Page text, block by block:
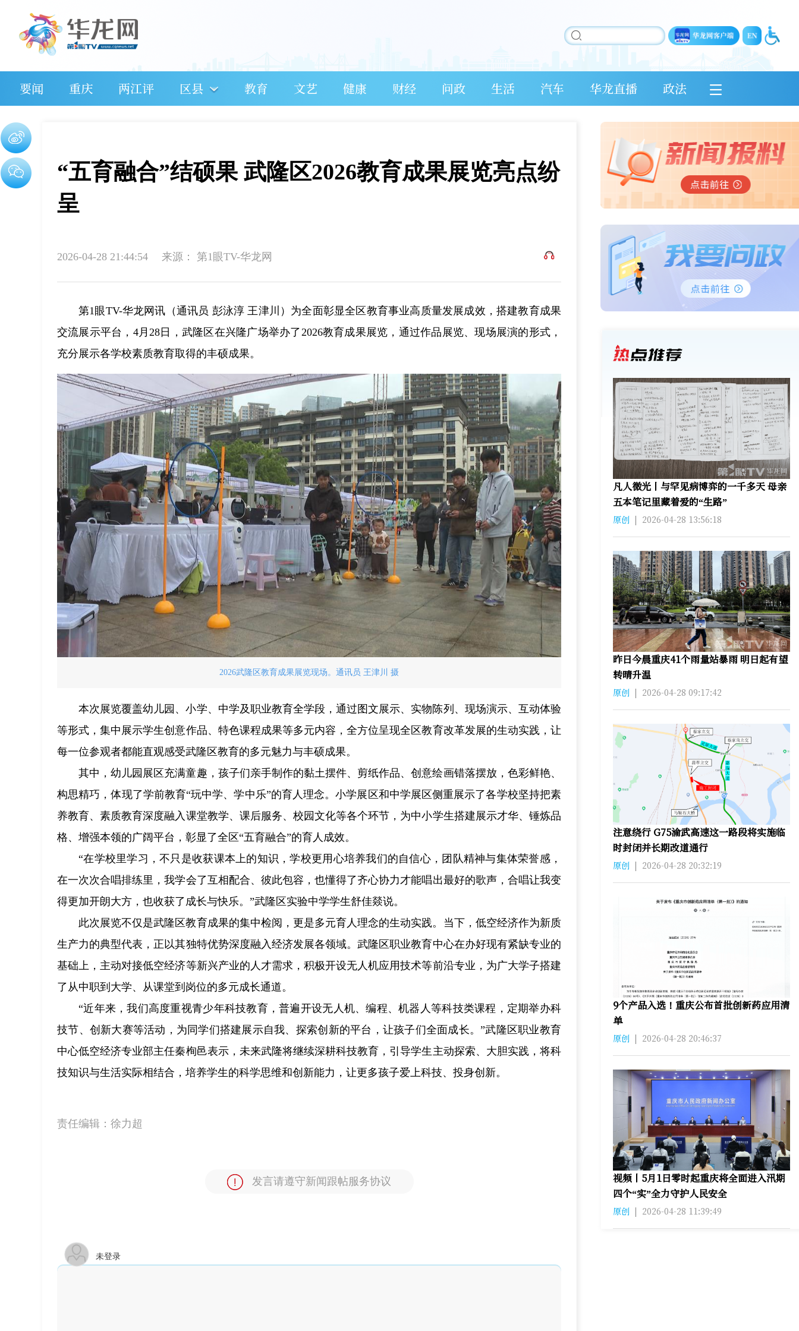
要闻 重庆 两江评 区县 教育 文艺 健康 财经 问政 生活 汽车 华龙直播 政法
“五育融合”结硕果 武隆区2026教育成果展览亮点纷
呈
2026-04-28 21:44:54 来源： 第1眼TV-华龙网
第1眼TV-华龙网讯（通讯员 彭泳淳 王津川）为全面彰显全区教育事业高质量发展成效，搭建教育成果
交流展示平台，4月28日，武隆区在兴隆广场举办了2026教育成果展览，通过作品展览、现场展演的形式，
充分展示各学校素质教育取得的丰硕成果。
2026武隆区教育成果展览现场。通讯员 王津川 摄
本次展览覆盖幼儿园、小学、中学及职业教育全学段，通过图文展示、实物陈列、现场演示、互动体验
等形式，集中展示学生创意作品、特色课程成果等多元内容，全方位呈现全区教育改革发展的生动实践，让
每一位参观者都能直观感受武隆区教育的多元魅力与丰硕成果。
其中，幼儿园展区充满童趣，孩子们亲手制作的黏土摆件、剪纸作品、创意绘画错落摆放，色彩鲜艳、
构思精巧，体现了学前教育“玩中学、学中乐”的育人理念。小学展区和中学展区侧重展示了各学校坚持把素
养教育、素质教育深度融入课堂教学、课后服务、校园文化等各个环节，为中小学生搭建展示才华、锤炼品
格、增强本领的广阔平台，彰显了全区“五育融合”的育人成效。
“在学校里学习，不只是收获课本上的知识，学校更用心培养我们的自信心，团队精神与集体荣誉感，
在一次次合唱排练里，我学会了互相配合、彼此包容，也懂得了齐心协力才能唱出最好的歌声，合唱让我变
得更加开朗大方，也收获了成长与快乐。”武隆区实验中学学生舒佳燚说。
此次展览不仅是武隆区教育成果的集中检阅，更是多元育人理念的生动实践。当下，低空经济作为新质
生产力的典型代表，正以其独特优势深度融入经济发展各领域。武隆区职业教育中心在办好现有紧缺专业的
基础上，主动对接低空经济等新兴产业的人才需求，积极开设无人机应用技术等前沿专业，为广大学子搭建
了从中职到大学、从课堂到岗位的多元成长通道。
“近年来，我们高度重视青少年科技教育，普遍开设无人机、编程、机器人等科技类课程，定期举办科
技节、创新大赛等活动，为同学们搭建展示自我、探索创新的平台，让孩子们全面成长。”武隆区职业教育
中心低空经济专业部主任秦栒邑表示，未来武隆将继续深耕科技教育，引导学生主动探索、大胆实践，将科
技知识与生活实际相结合，培养学生的科学思维和创新能力，让更多孩子爱上科技、投身创新。
责任编辑： 徐力超
发言请遵守新闻跟帖服务协议
未登录
凡人微光丨与罕见病博弈的一千多天 母亲
五本笔记里藏着爱的“生路”
原创 | 2026-04-28 13:56:18
昨日今晨重庆41个雨量站暴雨 明日起有望
转晴升温
原创 | 2026-04-28 09:17:42
注意绕行 G75渝武高速这一路段将实施临
时封闭并长期改道通行
原创 | 2026-04-28 20:32:19
9个产品入选！重庆公布首批创新药应用清
单
原创 | 2026-04-28 20:46:37
视频丨5月1日零时起重庆将全面进入汛期
四个“实”全力守护人民安全
原创 | 2026-04-28 11:39:49